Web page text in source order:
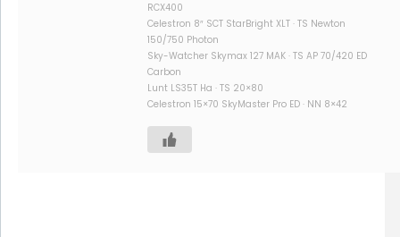
RCX400
Celestron 8″ SCT StarBright XLT · TS Newton
150/750 Photon
Sky-Watcher Skymax 127 MAK · TS AP 70/420 ED
Carbon
Lunt LS35T Ha · TS 20×80
Celestron 15×70 SkyMaster Pro ED · NN 8×42